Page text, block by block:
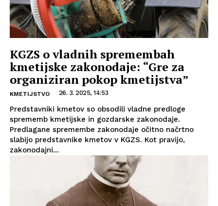
KGZS o vladnih spremembah
kmetijske zakonodaje: “Gre za
organiziran pokop kmetijstva”
KMETIJSTVO 26. 3. 2025, 14:53
Predstavniki kmetov so obsodili vladne predloge
sprememb kmetijske in gozdarske zakonodaje.
Predlagane spremembe zakonodaje očitno načrtno
slabijo predstavnike kmetov v KGZS. Kot pravijo,
zakonodajni...